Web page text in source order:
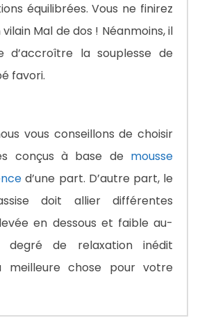
équilibrées. Vous ne finirez
Mal de dos ! Néanmoins, il
d’accroître la souplesse de
favori.
vous conseillons de choisir
conçus à base de mousse
d’une part. D’autre part, le
doit allier différentes
en dessous et faible au-
degré de relaxation inédit
meilleure chose pour votre